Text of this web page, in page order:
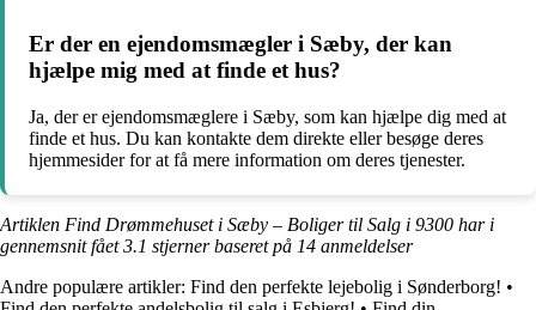
Er der en ejendomsmægler i Sæby, der kan
hjælpe mig med at finde et hus?
Ja, der er ejendomsmæglere i Sæby, som kan hjælpe dig med at
finde et hus. Du kan kontakte dem direkte eller besøge deres
hjemmesider for at få mere information om deres tjenester.
Artiklen Find Drømmehuset i Sæby – Boliger til Salg i 9300 har i
gennemsnit fået3.1 stjerner baseret på 14 anmeldelser
Andre populære artikler: Find den perfekte lejebolig i Sønderborg! •